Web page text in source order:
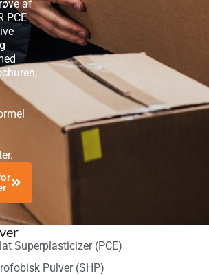
af
PCE
Superplasticizer (PCE)
Pulver (SHP)